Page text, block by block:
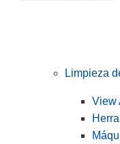
Limpieza
View